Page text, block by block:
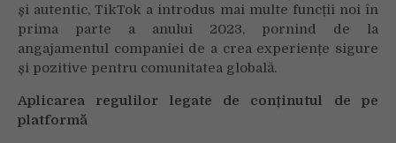
și autentic, TikTok a introdus mai multe funcții noi în
prima parte a anului 2023, pornind de la
angajamentul companiei de a crea experiențe sigure
și pozitive pentru comunitatea globală.
Aplicarea regulilor legate de conținutul de pe
platformă